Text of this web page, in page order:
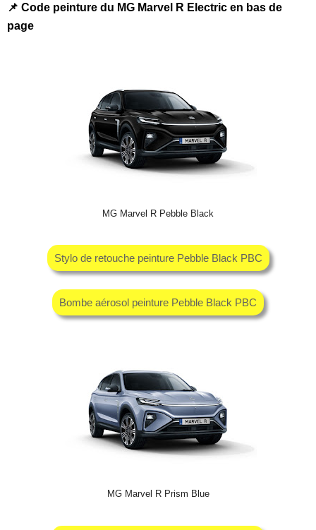
📌 Code peinture du MG Marvel R Electric en bas de
page
MG Marvel R Pebble Black
Stylo de retouche peinture Pebble Black PBC
Bombe aérosol peinture Pebble Black PBC
MG Marvel R Prism Blue